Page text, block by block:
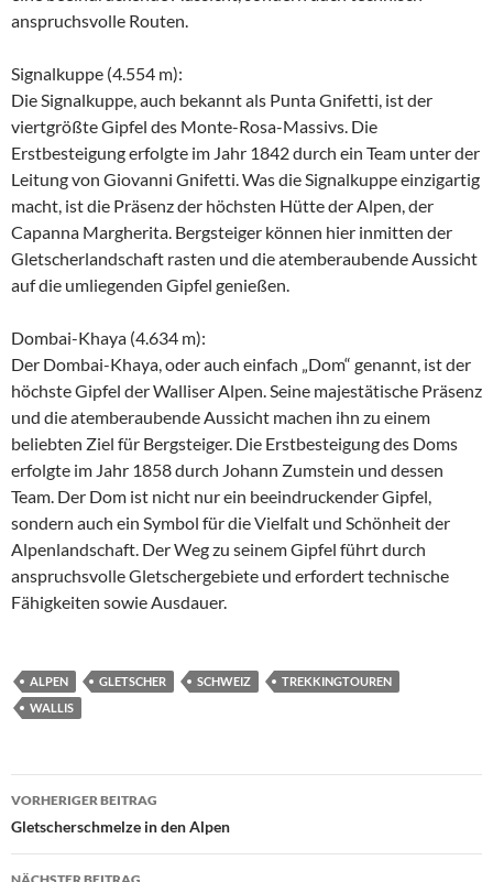
anspruchsvolle Routen.
Signalkuppe (4.554 m):
Die Signalkuppe, auch bekannt als Punta Gnifetti, ist der
viertgrößte Gipfel des Monte-Rosa-Massivs. Die
Erstbesteigung erfolgte im Jahr 1842 durch ein Team unter der
Leitung von Giovanni Gnifetti. Was die Signalkuppe einzigartig
macht, ist die Präsenz der höchsten Hütte der Alpen, der
Capanna Margherita. Bergsteiger können hier inmitten der
Gletscherlandschaft rasten und die atemberaubende Aussicht
auf die umliegenden Gipfel genießen.
Dombai-Khaya (4.634 m):
Der Dombai-Khaya, oder auch einfach „Dom“ genannt, ist der
höchste Gipfel der Walliser Alpen. Seine majestätische Präsenz
und die atemberaubende Aussicht machen ihn zu einem
beliebten Ziel für Bergsteiger. Die Erstbesteigung des Doms
erfolgte im Jahr 1858 durch Johann Zumstein und dessen
Team. Der Dom ist nicht nur ein beeindruckender Gipfel,
sondern auch ein Symbol für die Vielfalt und Schönheit der
Alpenlandschaft. Der Weg zu seinem Gipfel führt durch
anspruchsvolle Gletschergebiete und erfordert technische
Fähigkeiten sowie Ausdauer.
ALPEN GLETSCHER SCHWEIZ
TREKKINGTOUREN
WALLIS
Beitragsnavigation
VORHERIGER BEITRAG
Gletscherschmelze in den Alpen